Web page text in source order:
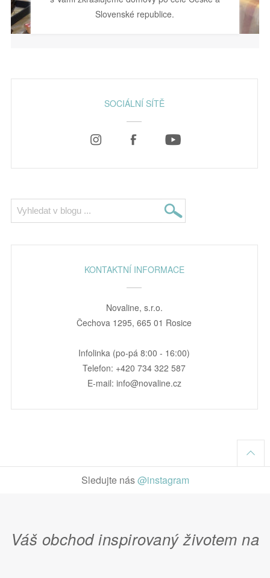
Slovenské republice.
SOCIÁLNÍ SÍTĚ
KONTAKTNÍ INFORMACE
Novaline, s.r.o.
Čechova 1295, 665 01 Rosice
Infolinka (po-pá 8:00 - 16:00)
Telefon: +420 734 322 587
E-mail: info@novaline.cz
Sledujte nás@instagram
Váš obchod inspirovaný životem na